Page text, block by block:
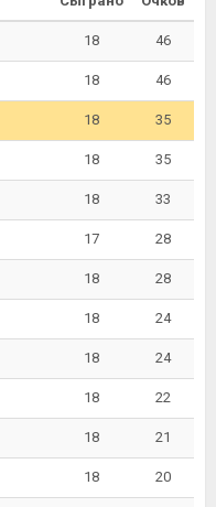
18 46
18 46
18 35
18 35
18 33
17 28
18 28
18 24
18 24
18 22
18 21
18 20